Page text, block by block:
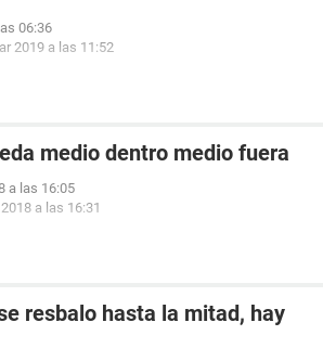
06:36
2019 a las 11:52
medio dentro medio fuera
a las 16:05
a las 16:31
resbalo hasta la mitad, hay